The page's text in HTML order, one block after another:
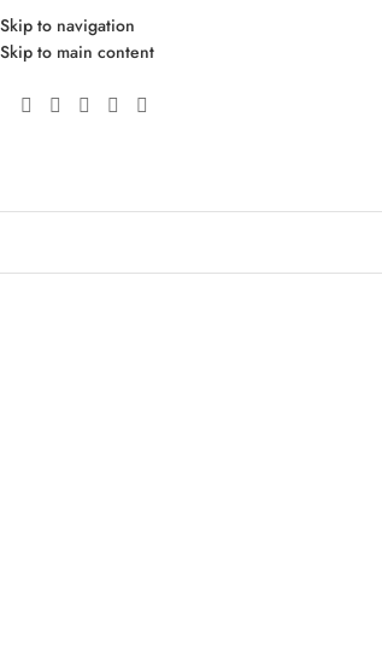
Skip to navigation
Skip to main content